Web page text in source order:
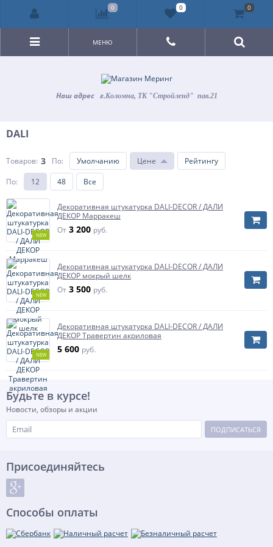
Наш адресг.Коломна, ТК "Стройленд" пав.21
МЕНЮ
DALI
Товаров: 3 По: Умолчанию Цене
Рейтингу
По: 12 48 Все
NEW
Декоративная штукатурка DALI-DECOR / ДАЛИ
ДЕКОР Марракеш
От 3 200 руб.
NEW
Декоративная штукатурка DALI-DECOR / ДАЛИ
ДЕКОР мокрый шелк
От 3 500 руб.
NEW
Декоративная штукатурка DALI-DECOR / ДАЛИ
ДЕКОР Травертин акриловая
5 600 руб.
Будьте в курсе!
Новости, обзоры и акции
ПОДПИСАТЬСЯ
Присоединяйтесь
Способы оплаты
0 0 0